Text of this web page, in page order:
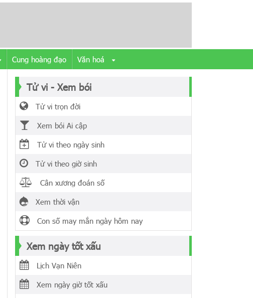
Cung hoàng đạo Văn hoá
Tử vi - Xem bói
Tử vi trọn đời
Xem bói Ai cập
Tử vi theo ngày sinh
Tử vi theo giờ sinh
Cân xương đoán số
Xem thời vận
Con số may mắn ngày hôm nay
Xem ngày tốt xấu
Lịch Vạn Niên
Xem ngày giờ tốt xấu